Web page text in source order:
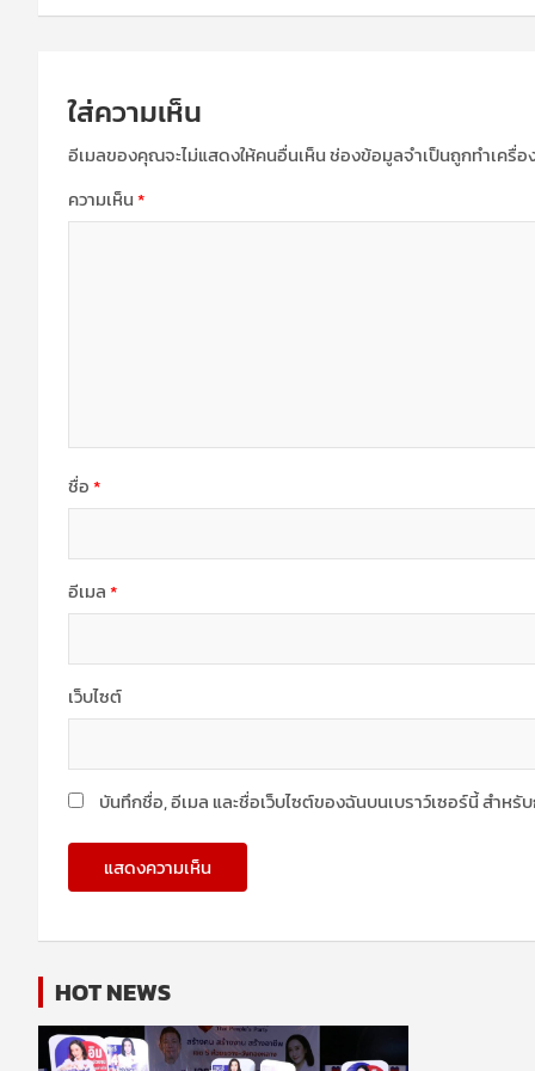
ใส่ความเห็น
อีเมลของคุณจะไม่แสดงให้คนอื่นเห็นช่องข้อมูลจำเป็นถูกทำเครื่อ
ความเห็น*
ชื่อ*
อีเมล*
เว็บไซต์
บันทึกชื่อ, อีเมล และชื่อเว็บไซต์ของฉันบนเบราว์เซอร์นี้ สำห
HOT NEWS